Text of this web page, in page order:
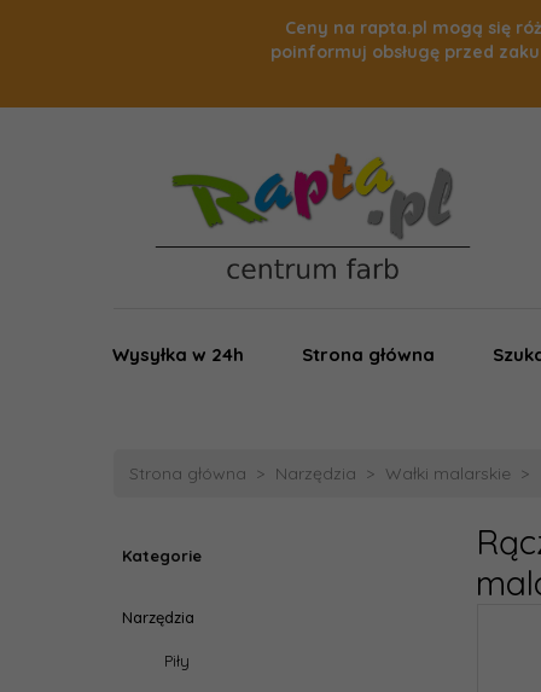
Ceny na rapta.pl mogą się
poinformuj obsługę przed
Wysyłka w 24h Strona główna
Strona główna Narzędzia Wałki malarskie
Kategorie
Narzędzia
Piły